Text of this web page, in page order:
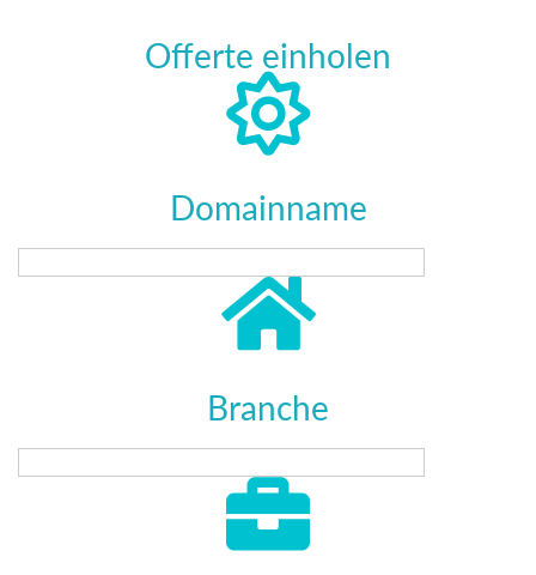
Offerte einholen
Domainname
Branche